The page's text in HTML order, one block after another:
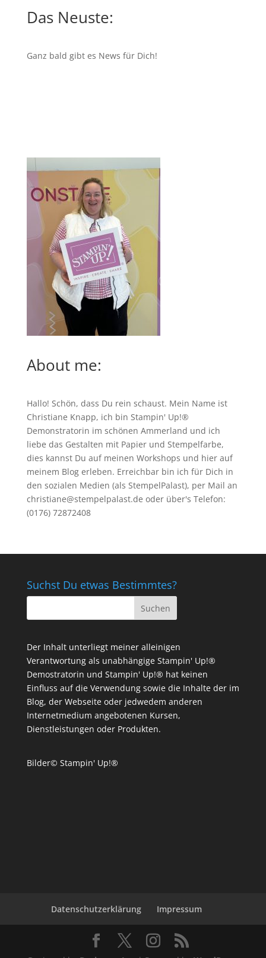
Das Neuste:
Ganz bald gibt es News für Dich!
About me:
Hallo! Schön, dass Du rein schaust. Mein Name ist
Christiane Knapp, ich bin Stampin' Up!®
Demonstratorin im schönen Ammerland und ich
liebe das Gestalten mit Papier und Stempelfarbe,
dies kannst Du auf meinen Workshops und hier auf
meinem Blog erleben. Erreichbar bin ich für Dich in
den sozialen Medien (als StempelPalast), per Mail an
christiane@stempelpalast.de oder über's Telefon:
(0176) 72872408
Suchst Du etwas Bestimmtes?
Der Inhalt unterliegt meiner alleinigen
Verantwortung als unabhängige Stampin' Up!®
Demostratorin und Stampin' Up!® hat keinen
Einfluss auf die Verwendung sowie die Inhalte der im
Blog, der Webseite oder jedwedem anderen
Internetmedium angebotenen Kursen,
Dienstleistungen oder Produkten.
Bilder© Stampin' Up!®
Datenschutzerklärung Impressum